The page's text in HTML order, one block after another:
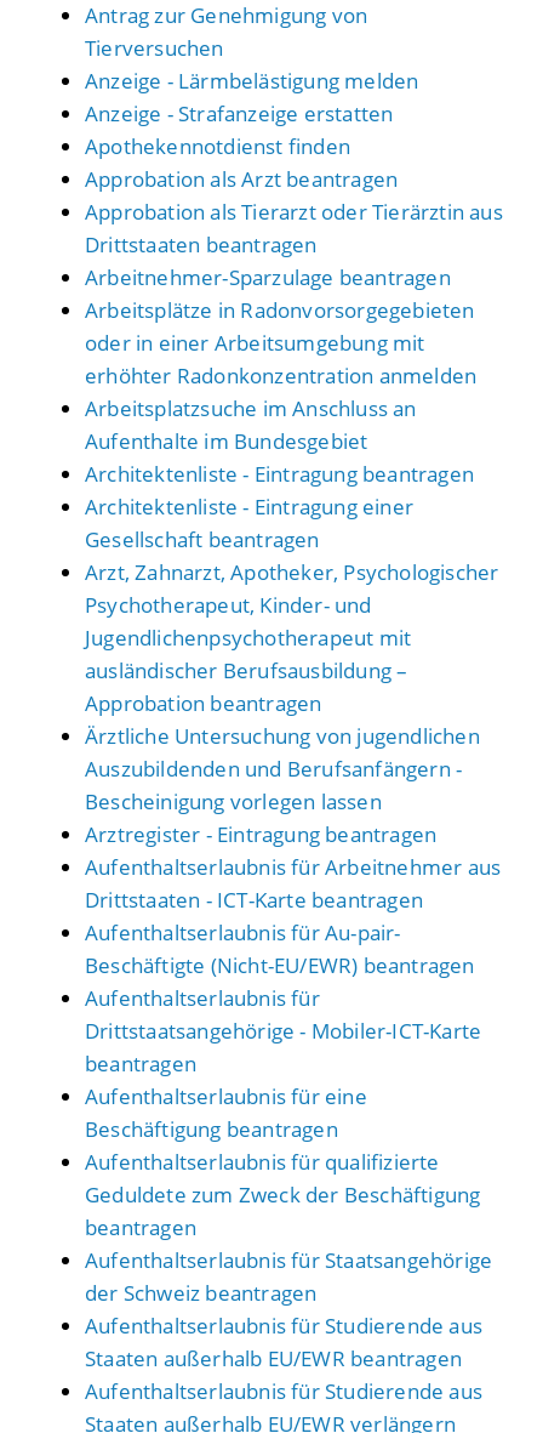
Antrag zur Genehmigung von
Tierversuchen
Anzeige - Lärmbelästigung melden
Anzeige - Strafanzeige erstatten
Apothekennotdienst finden
Approbation als Arzt beantragen
Approbation als Tierarzt oder Tierärztin aus
Drittstaaten beantragen
Arbeitnehmer-Sparzulage beantragen
Arbeitsplätze in Radonvorsorgegebieten
oder in einer Arbeitsumgebung mit
erhöhter Radonkonzentration anmelden
Arbeitsplatzsuche im Anschluss an
Aufenthalte im Bundesgebiet
Architektenliste - Eintragung beantragen
Architektenliste - Eintragung einer
Gesellschaft beantragen
Arzt, Zahnarzt, Apotheker, Psychologischer
Psychotherapeut, Kinder- und
Jugendlichenpsychotherapeut mit
ausländischer Berufsausbildung –
Approbation beantragen
Ärztliche Untersuchung von jugendlichen
Auszubildenden und Berufsanfängern -
Bescheinigung vorlegen lassen
Arztregister - Eintragung beantragen
Aufenthaltserlaubnis für Arbeitnehmer aus
Drittstaaten - ICT-Karte beantragen
Aufenthaltserlaubnis für Au-pair-
Beschäftigte (Nicht-EU/EWR) beantragen
Aufenthaltserlaubnis für
Drittstaatsangehörige - Mobiler-ICT-Karte
beantragen
Aufenthaltserlaubnis für eine
Beschäftigung beantragen
Aufenthaltserlaubnis für qualifizierte
Geduldete zum Zweck der Beschäftigung
beantragen
Aufenthaltserlaubnis für Staatsangehörige
der Schweiz beantragen
Aufenthaltserlaubnis für Studierende aus
Staaten außerhalb EU/EWR beantragen
Aufenthaltserlaubnis für Studierende aus
Staaten außerhalb EU/EWR verlängern